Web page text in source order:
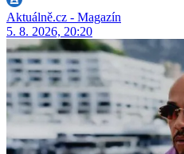
Aktuálně.cz - Magazín
5. 8. 2026, 20:20